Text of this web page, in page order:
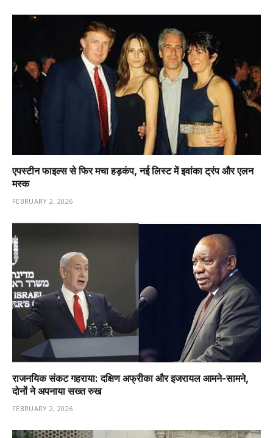
एपस्टीन फाइल्स से फिर मचा हड़कंप, नई लिस्ट में इवांका ट्रंप और एलन
मस्क
FEBRUARY 2, 2026
राजनयिक संकट गहराया: दक्षिण अफ्रीका और इजरायल आमने-सामने,
दोनों ने अपनाया सख्त रुख
FEBRUARY 2, 2026